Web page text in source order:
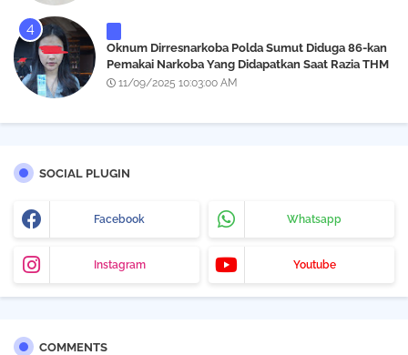
Oknum Dirresnarkoba Polda Sumut Diduga 86-kan
Pemakai Narkoba Yang Didapatkan Saat Razia THM
Black Owl, Propam Diminta Bertindak
11/09/2025 10:03:00 AM
SOCIAL PLUGIN
Facebook Whatsapp
Instagram Youtube
COMMENTS